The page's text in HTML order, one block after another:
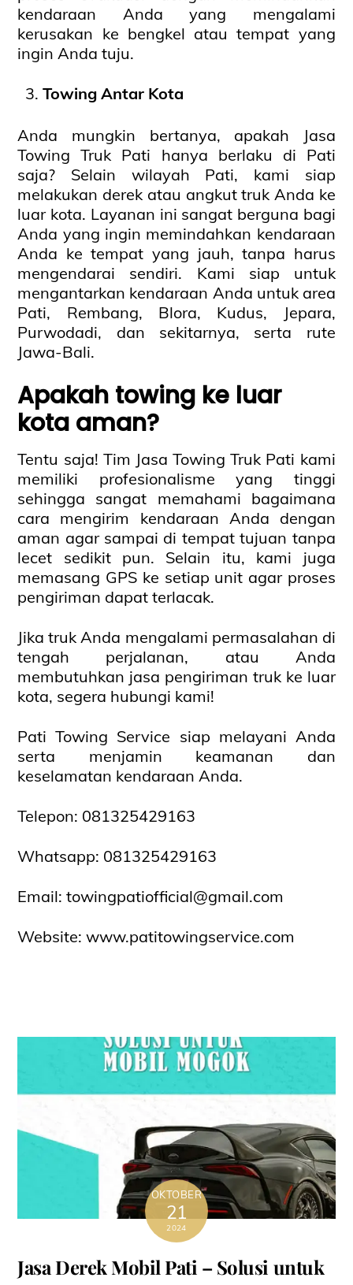
kendaraan Anda yang mengalami
kerusakan ke bengkel atau tempat yang
ingin Anda tuju.
Towing Antar Kota
Anda mungkin bertanya, apakah Jasa
Towing Truk Pati hanya berlaku di Pati
saja? Selain wilayah Pati, kami siap
melakukan derek atau angkut truk Anda ke
luar kota. Layanan ini sangat berguna bagi
Anda yang ingin memindahkan kendaraan
Anda ke tempat yang jauh, tanpa harus
mengendarai sendiri. Kami siap untuk
mengantarkan kendaraan Anda untuk area
Pati, Rembang, Blora, Kudus, Jepara,
Purwodadi, dan sekitarnya, serta rute
Jawa-Bali.
Apakah towing ke luar
kota aman?
Tentu saja! Tim Jasa Towing Truk Pati kami
memiliki profesionalisme yang tinggi
sehingga sangat memahami bagaimana
cara mengirim kendaraan Anda dengan
aman agar sampai di tempat tujuan tanpa
lecet sedikit pun. Selain itu, kami juga
memasang GPS ke setiap unit agar proses
pengiriman dapat terlacak.
Jika truk Anda mengalami permasalahan di
tengah perjalanan, atau Anda
membutuhkan jasa pengiriman truk ke luar
kota, segera hubungi kami!
Pati Towing Service siap melayani Anda
serta menjamin keamanan dan
keselamatan kendaraan Anda.
Telepon: 081325429163
Whatsapp: 081325429163
Email:towingpatiofficial@gmail.com
Website: www.patitowingservice.com
OKTOBER
21
2024
Jasa Derek Mobil Pati – Solusi untuk